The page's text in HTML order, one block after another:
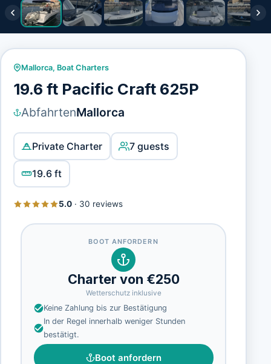
Mallorca, Boat Charters
19.6 ft Pacific Craft 625P
AbfahrtenMallorca
Private Charter 7 guests
19.6 ft
5.0· 30 reviews
BOOT ANFORDERN
Charter von €250
Wetterschutz inklusive
Keine Zahlung bis zur Bestätigung
In der Regel innerhalb weniger Stunden
bestätigt.
Boot anfordern